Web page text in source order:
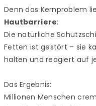
Denn das Kernproblem
Hautbarriere:
Die natürliche
Fetten ist gestört – sie
halten und reagiert auf
Das Ergebnis:
Millionen Menschen